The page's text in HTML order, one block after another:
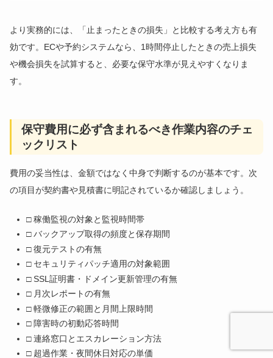
より実務的には、「止まったときの損失」と比較する考え方も有
効です。ECや予約システムなら、1時間停止したときの売上損失
や機会損失を試算すると、必要な保守水準が見えやすくなりま
す。
保守費用に必ず含まれるべき作業内容のチェ
ックリスト
費用の妥当性は、金額ではなく中身で判断するのが基本です。次
の項目が契約書や見積書に明記されているか確認しましょう。
□ 稼働監視の対象と監視時間帯
□ バックアップ取得の頻度と保存期間
□ 復元テストの有無
□ セキュリティパッチ適用の対象範囲
□ SSL証明書・ドメイン更新管理の有無
□ 月次レポートの有無
□ 軽微修正の範囲と月間上限時間
□ 障害時の初動応答時間
□ 連絡窓口とエスカレーション方法
□ 超過作業・夜間休日対応の単価